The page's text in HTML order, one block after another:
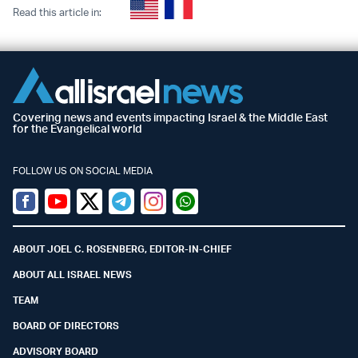
Read this article in:
Covering news and events impacting Israel & the Middle East
for the Evangelical world
FOLLOW US ON SOCIAL MEDIA
Facebook
YoutubeTwitter (X)
TelegramInstagramWhatsapp
ABOUT JOEL C. ROSENBERG, EDITOR-IN-CHIEF
ABOUT ALL ISRAEL NEWS
TEAM
BOARD OF DIRECTORS
ADVISORY BOARD